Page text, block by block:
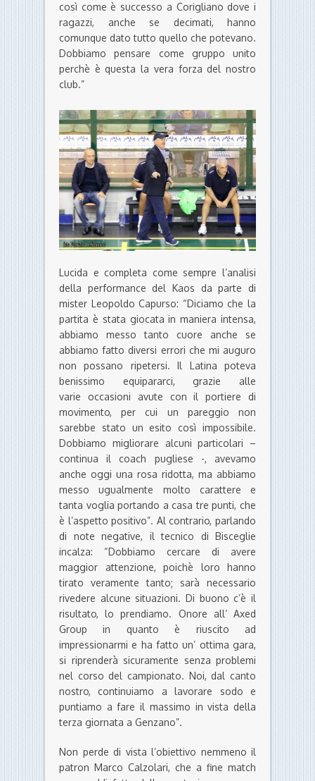
così come è successo a Corigliano dove i
ragazzi, anche se decimati, hanno
comunque dato tutto quello che potevano.
Dobbiamo pensare come gruppo unito
perchè è questa la vera forza del nostro
club.”
Lucida e completa come sempre l’analisi
della performance del Kaos da parte di
mister Leopoldo Capurso: “Diciamo che la
partita è stata giocata in maniera intensa,
abbiamo messo tanto cuore anche se
abbiamo fatto diversi errori che mi auguro
non possano ripetersi. Il Latina poteva
benissimo equipararci, grazie alle
varie occasioni avute con il portiere di
movimento, per cui un pareggio non
sarebbe stato un esito così impossibile.
Dobbiamo migliorare alcuni particolari –
continua il coach pugliese -, avevamo
anche oggi una rosa ridotta, ma abbiamo
messo ugualmente molto carattere e
tanta voglia portando a casa tre punti, che
è l’aspetto positivo”. Al contrario, parlando
di note negative, il tecnico di Bisceglie
incalza: “Dobbiamo cercare di avere
maggior attenzione, poichè loro hanno
tirato veramente tanto; sarà necessario
rivedere alcune situazioni. Di buono c’è il
risultato, lo prendiamo. Onore all’ Axed
Group in quanto è riuscito ad
impressionarmi e ha fatto un’ ottima gara,
si riprenderà sicuramente senza problemi
nel corso del campionato. Noi, dal canto
nostro, continuiamo a lavorare sodo e
puntiamo a fare il massimo in vista della
terza giornata a Genzano”.
Non perde di vista l’obiettivo nemmeno il
patron Marco Calzolari, che a fine match